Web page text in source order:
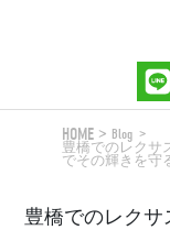
HOME
Blog
豊橋でのレクサ
でその輝きを守
豊橋でのレクサ